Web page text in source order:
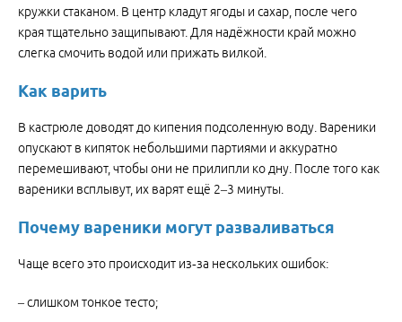
кружки стаканом. В центр кладут ягоды и сахар, после чего
края тщательно защипывают. Для надёжности край можно
слегка смочить водой или прижать вилкой.
Как варить
В кастрюле доводят до кипения подсоленную воду. Вареники
опускают в кипяток небольшими партиями и аккуратно
перемешивают, чтобы они не прилипли ко дну. После того как
вареники всплывут, их варят ещё 2–3 минуты.
Почему вареники могут разваливаться
Чаще всего это происходит из‑за нескольких ошибок:
– слишком тонкое тесто;